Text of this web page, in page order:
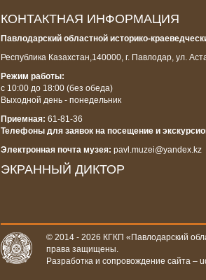
КОНТАКТНАЯ ИНФОРМАЦИЯ
Павлодарский областной историко-
Республика Казахстан,140000, г. Павлодар, ул.
Режим работы:
с 10:00 до 18:00 (без обеда)
Выходной день - понедельник
Приемная: 61-81-36
Телефоны для заявок на посещение и
Электронная почта музея: pavl.muzei@yandex.kz
ЭКРАННЫЙ ДИКТОР
© 2014 - 2026 КГКП «Павлодарский
права защищены.
Разработка и сопровождение сайта –